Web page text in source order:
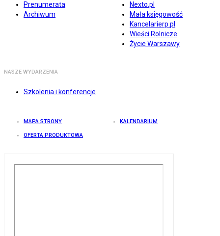
Prenumerata
Archiwum
Nexto.pl
Mała księgowość
Kancelarierp.pl
Wieści Rolnicze
Życie Warszawy
NASZE WYDARZENIA
Szkolenia i konferencje
MAPA STRONY KALENDARIUM
OFERTA PRODUKTOWA